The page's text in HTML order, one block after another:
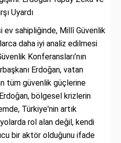
Uyardı
ev sahipliğinde, Millî Güvenlik
daha iyi analiz edilmesi
Konferansları’nın
Erdoğan, vatan
tüm güvenlik güçlerine
bölgesel krizlerin
Türkiye'nin artık
rol alan değil, kendi
bir aktör olduğunu ifade